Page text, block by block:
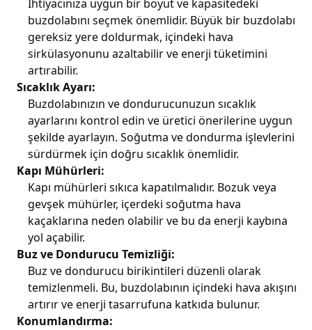
İhtiyacınıza uygun bir boyut ve kapasitedeki
buzdolabını seçmek önemlidir. Büyük bir buzdolabı
gereksiz yere doldurmak, içindeki hava
sirkülasyonunu azaltabilir ve enerji tüketimini
artırabilir.
Sıcaklık Ayarı:
Buzdolabınızın ve dondurucunuzun sıcaklık
ayarlarını kontrol edin ve üretici önerilerine uygun
şekilde ayarlayın. Soğutma ve dondurma işlevlerini
sürdürmek için doğru sıcaklık önemlidir.
Kapı Mühürleri:
Kapı mühürleri sıkıca kapatılmalıdır. Bozuk veya
gevşek mühürler, içerdeki soğutma hava
kaçaklarına neden olabilir ve bu da enerji kaybına
yol açabilir.
Buz ve Dondurucu Temizliği:
Buz ve dondurucu birikintileri düzenli olarak
temizlenmeli. Bu, buzdolabının içindeki hava akışını
artırır ve enerji tasarrufuna katkıda bulunur.
Konumlandırma: